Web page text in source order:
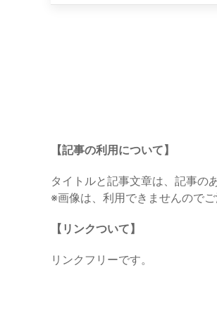
【記事の利用について】
タイトルと記事文章は、記事の
※画像は、利用できませんのでご
【リンクついて】
リンクフリーです。